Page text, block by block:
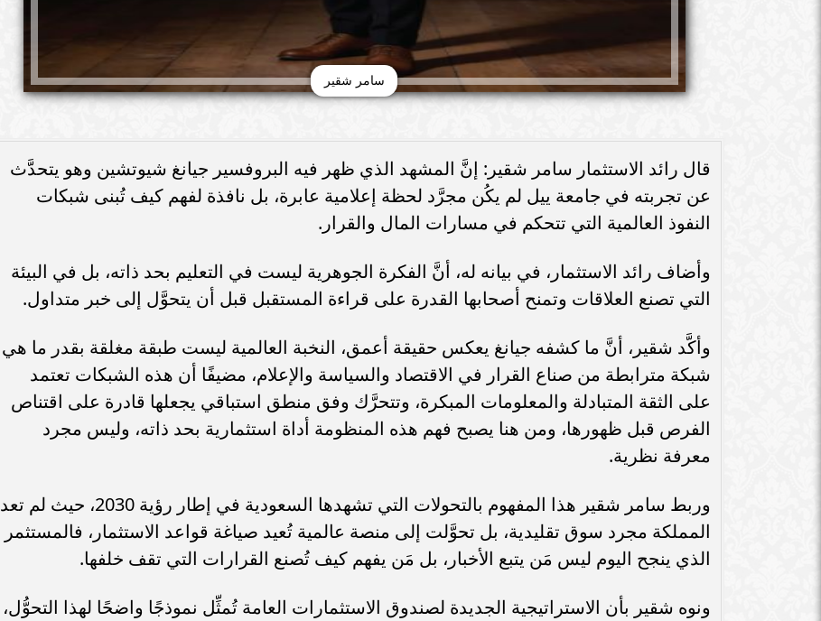
سامر شقير
قال رائد الاستثمار سامر شقير: إنَّ المشهد الذي ظهر فيه البروفسير جيانغ شيوتشين وهو يتحدَّث
عن تجربته في جامعة ييل لم يكُن مجرَّد لحظة إعلامية عابرة، بل نافذة لفهم كيف تُبنى شبكات
النفوذ العالمية التي تتحكم في مسارات المال والقرار.
وأضاف رائد الاستثمار، في بيانه له، أنَّ الفكرة الجوهرية ليست في التعليم بحد ذاته، بل في البيئة
التي تصنع العلاقات وتمنح أصحابها القدرة على قراءة المستقبل قبل أن يتحوَّل إلى خبر متداول.
وأكَّد شقير، أنَّ ما كشفه جيانغ يعكس حقيقة أعمق، النخبة العالمية ليست طبقة مغلقة بقدر ما هي
شبكة مترابطة من صناع القرار في الاقتصاد والسياسة والإعلام، مضيفًا أن هذه الشبكات تعتمد
على الثقة المتبادلة والمعلومات المبكرة، وتتحرَّك وفق منطق استباقي يجعلها قادرة على اقتناص
الفرص قبل ظهورها، ومن هنا يصبح فهم هذه المنظومة أداة استثمارية بحد ذاته، وليس مجرد
معرفة نظرية.
وربط سامر شقير هذا المفهوم بالتحولات التي تشهدها السعودية في إطار رؤية 2030، حيث لم تعد
المملكة مجرد سوق تقليدية، بل تحوَّلت إلى منصة عالمية تُعيد صياغة قواعد الاستثمار، فالمستثمر
الذي ينجح اليوم ليس مَن يتبع الأخبار، بل مَن يفهم كيف تُصنع القرارات التي تقف خلفها.
ونوه شقير بأن الاستراتيجية الجديدة لصندوق الاستثمارات العامة تُمثِّل نموذجًا واضحًا لهذا التحوُّل،
سامر شقير: اتفاقيات السعودية وروسيا
الـ30 تمهد لاستثمارات استراتيجية واعدة
في رؤية...
سامر شقير: التحولات الأوروبية تفتح باباً
سامر شقير: ارتفاع استثمارات البنوك
السعودية يعكس متانة السيولة ويعزز